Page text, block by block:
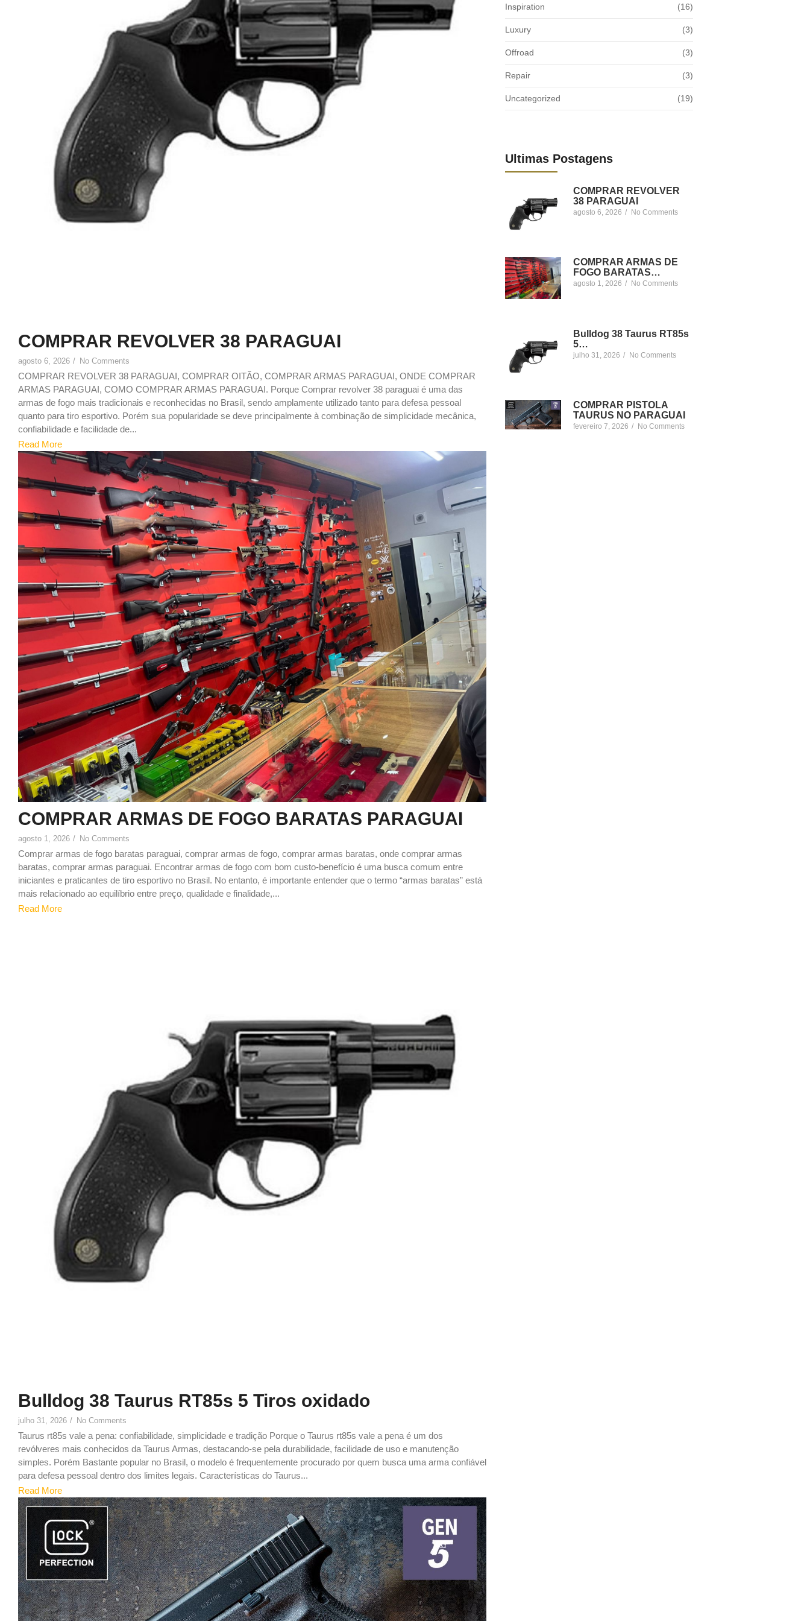
COMPRAR REVOLVER 38 PARAGUAI
agosto 6, 2026 / No Comments
COMPRAR REVOLVER 38 PARAGUAI, COMPRAR OITÃO, COMPRAR ARMAS PARAGUAI, ONDE COMPRAR
ARMAS PARAGUAI, COMO COMPRAR ARMAS PARAGUAI. Porque Comprar revolver 38 paraguai é uma das
armas de fogo mais tradicionais e reconhecidas no Brasil, sendo amplamente utilizado tanto para defesa pessoal
quanto para tiro esportivo. Porém sua popularidade se deve principalmente à combinação de simplicidade mecânica,
confiabilidade e facilidade de...
Read More
COMPRAR ARMAS DE FOGO BARATAS PARAGUAI
agosto 1, 2026 / No Comments
Comprar armas de fogo baratas paraguai, comprar armas de fogo, comprar armas baratas, onde comprar armas
baratas, comprar armas paraguai. Encontrar armas de fogo com bom custo-benefício é uma busca comum entre
iniciantes e praticantes de tiro esportivo no Brasil. No entanto, é importante entender que o termo “armas baratas” está
mais relacionado ao equilíbrio entre preço, qualidade e finalidade,...
Read More
Bulldog 38 Taurus RT85s 5 Tiros oxidado
julho 31, 2026 / No Comments
Taurus rt85s vale a pena: confiabilidade, simplicidade e tradição Porque o Taurus rt85s vale a pena é um dos
revólveres mais conhecidos da Taurus Armas, destacando-se pela durabilidade, facilidade de uso e manutenção
simples. Porém Bastante popular no Brasil, o modelo é frequentemente procurado por quem busca uma arma confiável
para defesa pessoal dentro dos limites legais. Características do Taurus...
Read More
9
Inspiration (16)
Luxury (3)
Offroad (3)
Repair (3)
Uncategorized (19)
Ultimas Postagens
COMPRAR REVOLVER
38 PARAGUAI
agosto 6, 2026 / No Comments
COMPRAR ARMAS DE
FOGO BARATAS…
agosto 1, 2026 / No Comments
Bulldog 38 Taurus RT85s
5…
julho 31, 2026 / No Comments
COMPRAR PISTOLA
TAURUS NO PARAGUAI
fevereiro 7, 2026 / No Comments